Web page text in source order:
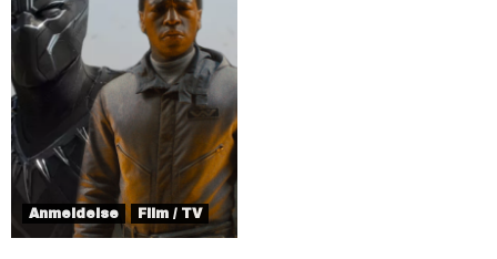
Anmeldelse Film / TV